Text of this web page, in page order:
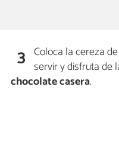
3 Coloca la cereza
servir y disfruta de
chocolate casera.